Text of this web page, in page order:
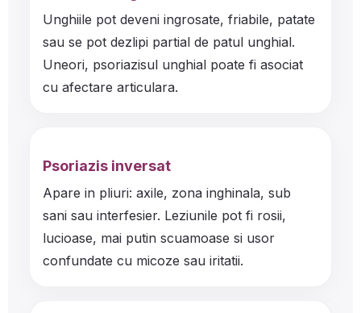
Unghiile pot deveni ingrosate, friabile, patate
sau se pot dezlipi partial de patul unghial.
Uneori, psoriazisul unghial poate fi asociat
cu afectare articulara.
Psoriazis inversat
Apare in pliuri: axile, zona inghinala, sub
sani sau interfesier. Leziunile pot fi rosii,
lucioase, mai putin scuamoase si usor
confundate cu micoze sau iritatii.